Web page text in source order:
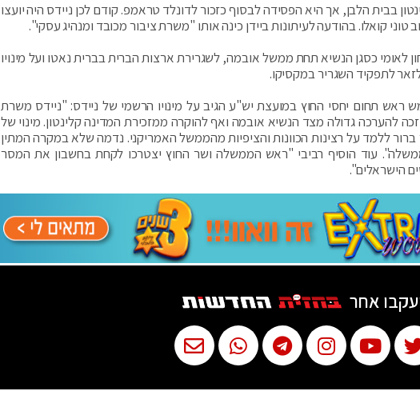
קלינטון בבית הלבן, אך היא הפסידה לבסוף כזכור לדונלד טראמפ. קודם לכן ניידס היה יועצו
קואלו. בהודעה לעיתונות ביידן כינה אותו "משרת ציבור מכובד ומנהיג עסקי".
לאומי כסגן הנשיא תחת ממשל אובמה, לשגרירת ארצות הברית בברית נאטו ועל מינויו
לתפקיד השגריר במקסיקו.
תחום יחסי החוץ במועצת יש"ע הגיב על מינויו הרשמי של ניידס: "ניידס משרת
להערכה גדולה מצד הנשיא אובמה ואף להוקרה ממזכירת המדינה קלינטון. מינוי של
ללמד על רצינות הכוונות והציפיות מהממשל האמריקני. נדמה שלא במקרה המתין
עוד הוסיף רביבי "ראש הממשלה ושר החוץ יצטרכו לקחת בחשבון את המסר
הישראלים".
אחר